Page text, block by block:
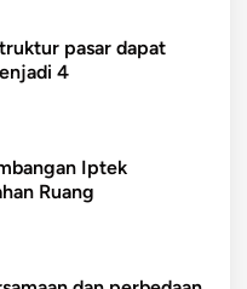
pasar dapat
4
Iptek
Ruang